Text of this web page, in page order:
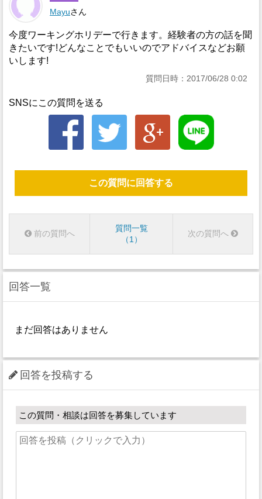
Mayuさん
今度ワーキングホリデーで行きます。経験者の方の話を聞
きたいです!どんなことでもいいのでアドバイスなどお願
いします!
質問日時：2017/06/28 0:02
SNSにこの質問を送る
この質問に回答する
前の質問へ
質問一覧
1
次の質問へ
回答一覧
まだ回答はありません
回答を投稿する
この質問・相談は回答を募集しています